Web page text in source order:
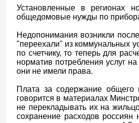
Установленные в регионах
общедомовые нужды по
Недопонимания возникли
"переехали" из коммунальных
по счетчику, то теперь для
норматив потребления услуг
они не имели права.
Плата за содержание
говорится в материалах
не перекладывать их на
сохранение расходов